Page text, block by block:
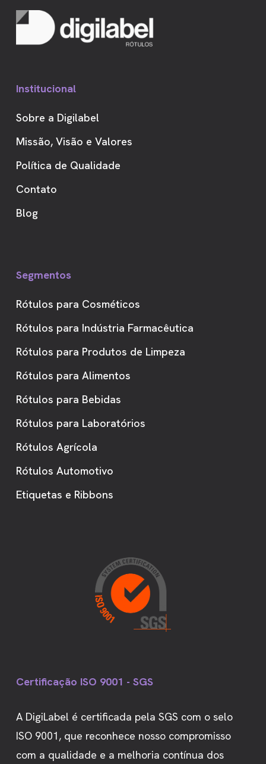
Institucional
Sobre a Digilabel
Missão, Visão e Valores
Política de Qualidade
Contato
Blog
Segmentos
Rótulos para Cosméticos
Rótulos para Indústria Farmacêutica
Rótulos para Produtos de Limpeza
Rótulos para Alimentos
Rótulos para Bebidas
Rótulos para Laboratórios
Rótulos Agrícola
Rótulos Automotivo
Etiquetas e Ribbons
Certificação ISO 9001 - SGS
A DigiLabel é certificada pela SGS com o selo
ISO 9001, que reconhece nosso compromisso
com a qualidade e a melhoria contínua dos